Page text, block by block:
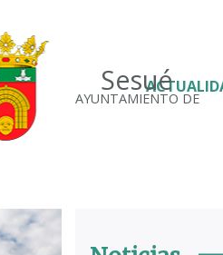
Sesué
AYUNTAMIENTO DE